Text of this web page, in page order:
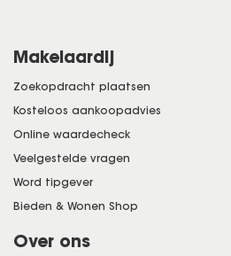
Makelaardij
Zoekopdracht plaatsen
Kosteloos aankoopadvies
Online waardecheck
Veelgestelde vragen
Word tipgever
Bieden & Wonen Shop
Over ons